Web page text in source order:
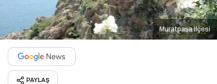
Muratpaşa İlçesi
PAYLAŞ